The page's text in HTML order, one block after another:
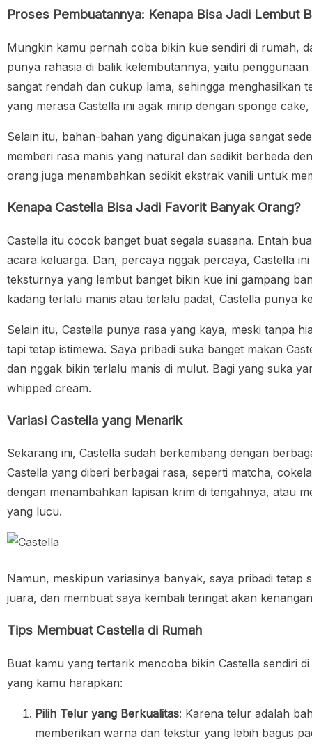
Proses Pembuatannya: Kenapa Bisa Jadi Lembut
Mungkin kamu pernah coba bikin kue sendiri di rumah,
punya rahasia di balik kelembutannya, yaitu
sangat rendah dan cukup lama, sehingga
yang merasa Castella ini agak mirip dengan sponge
Selain itu, bahan-bahan yang digunakan juga sangat
memberi rasa manis yang natural dan sedikit berbeda
orang juga menambahkan sedikit ekstrak vanili untuk
Kenapa Castella Bisa Jadi Favorit Banyak Orang?
Castella itu cocok banget buat segala suasana. Entah
acara keluarga. Dan, percaya nggak percaya, Castella
teksturnya yang lembut banget bikin kue ini gampang
kadang terlalu manis atau terlalu padat, Castella punya
Selain itu, Castella punya rasa yang kaya, meski tanpa
tapi tetap istimewa. Saya pribadi suka banget makan
dan nggak bikin terlalu manis di mulut. Bagi yang suka
whipped cream.
Variasi Castella yang Menarik
Sekarang ini, Castella sudah berkembang dengan
Castella yang diberi berbagai rasa, seperti matcha,
dengan menambahkan lapisan krim di tengahnya, atau
yang lucu.
Namun, meskipun variasinya banyak, saya pribadi
juara, dan membuat saya kembali teringat akan
Tips Membuat Castella di Rumah
Buat kamu yang tertarik mencoba bikin Castella sendiri
yang kamu harapkan:
Pilih Telur yang Berkualitas: Karena telur adalah
memberikan warna dan tekstur yang lebih bagus